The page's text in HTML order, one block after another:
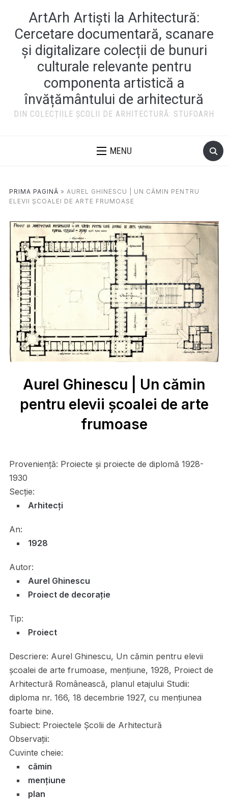
ArtArh Artiști la Arhitectură:
Cercetare documentară, scanare
și digitalizare colecții de bunuri
culturale relevante pentru
componenta artistică a
învățământului de arhitectură
DIN COLECȚIILE ȘCOLII DE ARHITECTURĂ: STUFOARH
MENU
PRIMA PAGINĂ » AUREL GHINESCU | UN CĂMIN PENTRU
ELEVII ȘCOALEI DE ARTE FRUMOASE
Aurel Ghinescu | Un cămin
pentru elevii școalei de arte
frumoase
Proveniență: Proiecte și proiecte de diplomă 1928-
1930
Secție:
Arhitecți
An:
1928
Autor:
Aurel Ghinescu
Proiect de decorație
Tip:
Proiect
Descriere: Aurel Ghinescu, Un cămin pentru elevii
școalei de arte frumoase, mențiune, 1928, Proiect de
Arhitectură Românească, planul etajului Studii:
diploma nr. 166, 18 decembrie 1927, cu mențiunea
foarte bine.
Subiect: Proiectele Școlii de Arhitectură
Observații:
Cuvinte cheie:
cămin
mențiune
plan